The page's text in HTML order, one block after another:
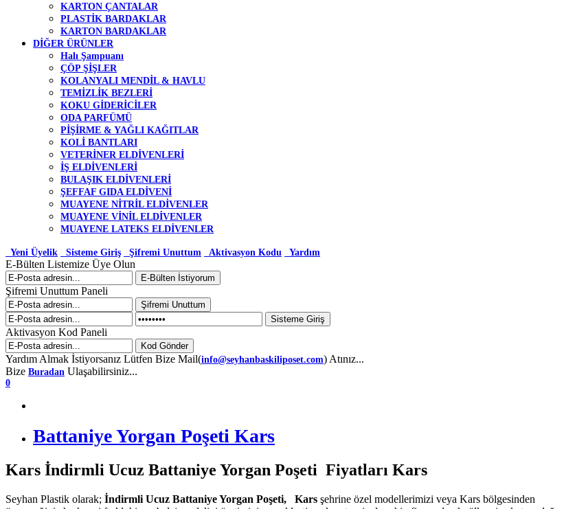
KARTON ÇANTALAR
PLASTİK BARDAKLAR
KARTON BARDAKLAR
DİĞER ÜRÜNLER
Halı Şampuanı
ÇÖP ŞİŞLER
KOLANYALI MENDİL & HAVLU
TEMİZLİK BEZLERİ
KOKU GİDERİCİLER
ODA PARFÜMÜ
PİŞİRME & YAĞLI KAĞITLAR
KOLİ BANTLARI
VETERİNER ELDİVENLERİ
İŞ ELDİVENLERİ
BULAŞIK ELDİVENLERİ
ŞEFFAF GIDA ELDİVENİ
MUAYENE NİTRİL ELDİVENLER
MUAYENE VİNİL ELDİVENLER
MUAYENE LATEKS ELDİVENLER
Yeni Üyelik Sisteme Giriş Şifremi Unuttum Aktivasyon Kodu Yardım
E-Bülten Listemize Üye Olun
Şifremi Unuttum Paneli
Aktivasyon Kod Paneli
Yardım Almak İstiyorsanız Lütfen Bize Mail(info@seyhanbaskiliposet.com) Atınız...
Bize Buradan Ulaşabilirsiniz...
0
Battaniye Yorgan Poşeti Kars
Kars İndirmli Ucuz Battaniye Yorgan Poşeti Fiyatları Kars
Seyhan Plastik olarak; İndirmli Ucuz Battaniye Yorgan Poşeti, Kars şehrine özel modellerimizi veya Kars bölgesinden